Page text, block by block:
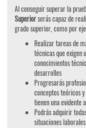
Al conseguir superar la
Superiorserás capaz de
grado superior, como por
Realizar tareas de
técnicas que exigen
conocimientos
desarrolles
Progresarás
conceptos teóricos
tienen una evidente
Podrás adquirir
situaciones